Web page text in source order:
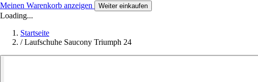
Meinen Warenkorb anzeigen Weiter einkaufen
Loading...
Startseite
/ Laufschuhe Saucony Triumph 24